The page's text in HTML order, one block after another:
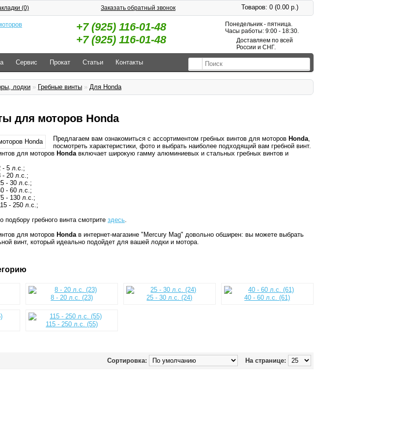
(0) Заказать обратный звонок
+7 (925) 116-01-48
+7 (925) 116-01-48
Понедельник - пятница.
Часы работы: 9:00 - 18:30.
Доставляем по всей
России и СНГ.
Товаров: 0 (0.00 р.)
Сервис Прокат Статьи Контакты
лодки » Гребные винты » Для Honda
для моторов Honda
Предлагаем вам ознакомиться с ассортиментом гребных винтов для моторов Honda,
посмотреть характеристики, фото и выбрать наиболее подходящий вам гребной винт.
для моторов Honda включает широкую гамму алюминиевых и стальных гребных винтов и
5 л.с.;
20 л.с.;
- 30 л.с.;
- 60 л.с.;
- 130 л.с.;
- 250 л.с.;
гребного винта смотрите здесь.
для моторов Honda в интернет-магазине "Mercury Mag" довольно обширен: вы можете выбрать
винт, который идеально подойдет для вашей лодки и мотора.
8 - 20 л.с. (23) 25 - 30 л.с. (24) 40 - 60 л.с. (61)
115 - 250 л.с. (55)
На странице:
Сортировка: